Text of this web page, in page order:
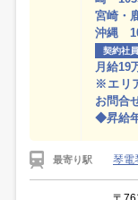
宮崎・
沖縄
契約社員
月給19
※エリ
お問合
◆昇給
最寄り駅 琴電